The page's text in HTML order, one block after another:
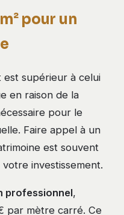
pour un
est supérieur à celui
en raison de la
pour le
Faire appel à un
est souvent
investissement.
professionnel,
par mètre carré. Ce